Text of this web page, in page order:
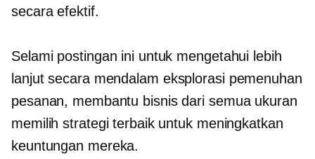
secara efektif.
Selami postingan ini untuk mengetahui lebih
lanjutsecara mendalam eksplorasi pemenuhan
pesanan, membantu bisnis dari semua ukuran
memilih strategi terbaik untuk meningkatkan
keuntungan mereka.